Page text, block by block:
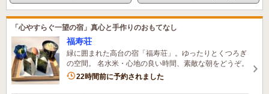
「心やすらぐ一望の宿」真心と手作りのおもてなし
福寿荘
緑に囲まれた高台の宿「福寿荘」。ゆったりとくつろぎ
の空間。 名水米・心地の良い時間、素敵な朝をどうぞ。
1名がこの宿を見ています
22時間前に予約されました